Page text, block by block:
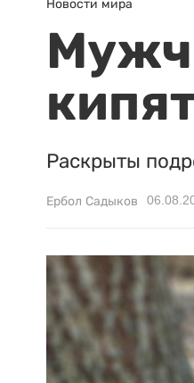
Новости мира
Раскрыты
Ербол Садыков